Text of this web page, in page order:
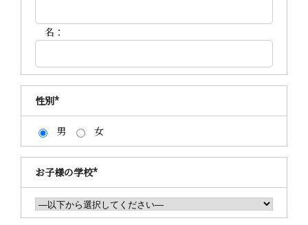
名：
性別*
男 女
お子様の学校*